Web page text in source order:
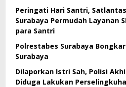
Peringati Hari Santri,
Surabaya Permudah Layanan
para Santri
Polrestabes Surabaya
Surabaya
Dilaporkan Istri Sah, Polisi
Diduga Lakukan